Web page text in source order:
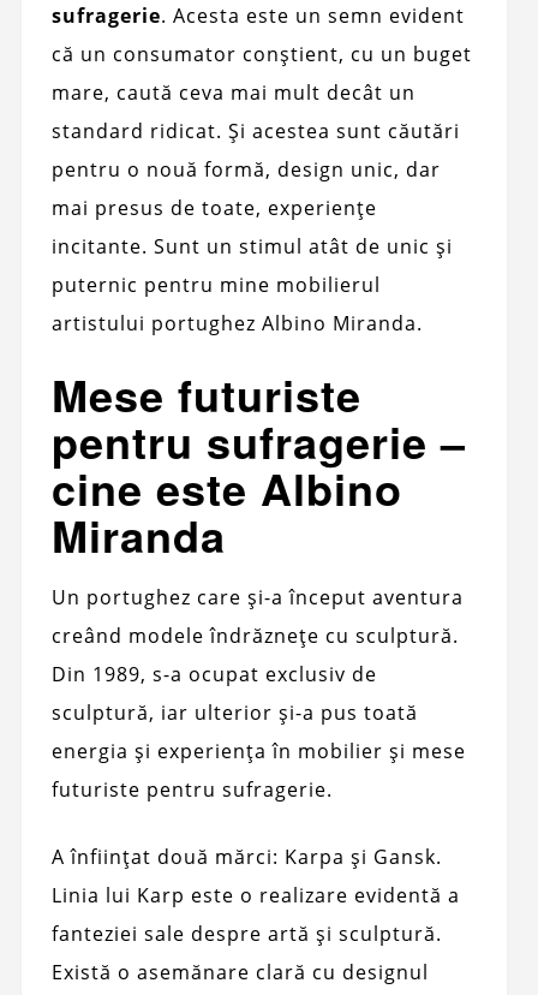
sufragerie. Acesta este un semn evident
că un consumator conștient, cu un buget
mare, caută ceva mai mult decât un
standard ridicat. Și acestea sunt căutări
pentru o nouă formă, design unic, dar
mai presus de toate, experiențe
incitante. Sunt un stimul atât de unic și
puternic pentru mine mobilierul
artistului portughez Albino Miranda.
Mese futuriste
pentru sufragerie –
cine este Albino
Miranda
Un portughez care și-a început aventura
creând modele îndrăznețe cu sculptură.
Din 1989, s-a ocupat exclusiv de
sculptură, iar ulterior și-a pus toată
energia și experiența în mobilier și mese
futuriste pentru sufragerie.
A înființat două mărci: Karpa și Gansk.
Linia lui Karp este o realizare evidentă a
fanteziei sale despre artă și sculptură.
Există o asemănare clară cu designul